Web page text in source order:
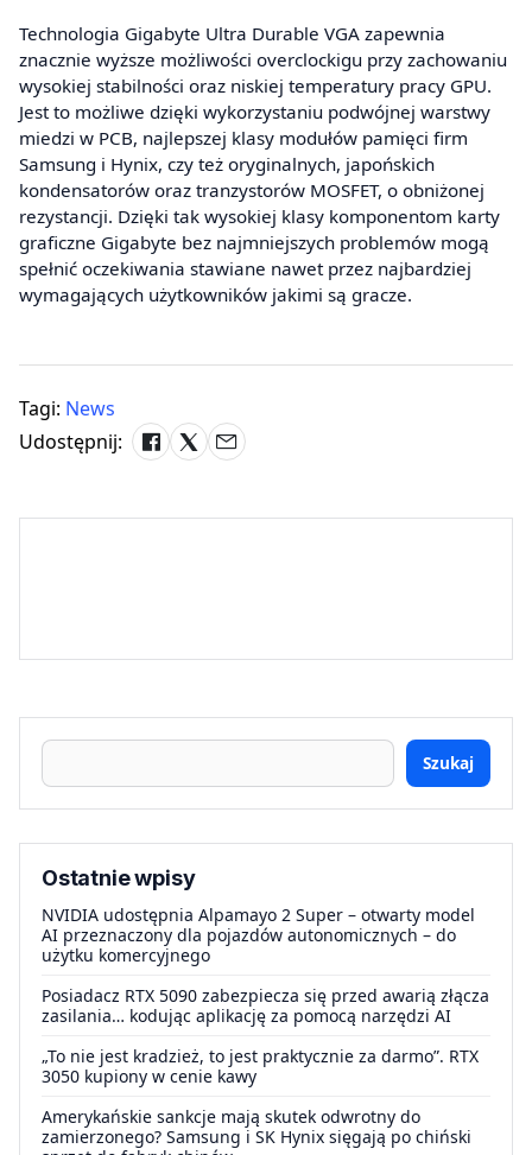
Technologia Gigabyte Ultra Durable VGA zapewnia
znacznie wyższe możliwości overclockigu przy zachowaniu
wysokiej stabilności oraz niskiej temperatury pracy GPU.
Jest to możliwe dzięki wykorzystaniu podwójnej warstwy
miedzi w PCB, najlepszej klasy modułów pamięci firm
Samsung i Hynix, czy też oryginalnych, japońskich
kondensatorów oraz tranzystorów MOSFET, o obniżonej
rezystancji. Dzięki tak wysokiej klasy komponentom karty
graficzne Gigabyte bez najmniejszych problemów mogą
spełnić oczekiwania stawiane nawet przez najbardziej
wymagających użytkowników jakimi są gracze.
Tagi: News
Udostępnij:
Szukaj
Ostatnie wpisy
NVIDIA udostępnia Alpamayo 2 Super – otwarty model
AI przeznaczony dla pojazdów autonomicznych – do
użytku komercyjnego
Posiadacz RTX 5090 zabezpiecza się przed awarią złącza
zasilania… kodując aplikację za pomocą narzędzi AI
„To nie jest kradzież, to jest praktycznie za darmo”. RTX
3050 kupiony w cenie kawy
Amerykańskie sankcje mają skutek odwrotny do
zamierzonego? Samsung i SK Hynix sięgają po chiński